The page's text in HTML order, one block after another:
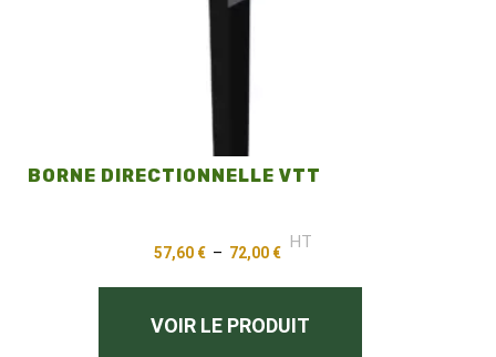
BORNE DIRECTIONNELLE VTT
57,60 € – 72,00 €
HT
VOIR LE PRODUIT